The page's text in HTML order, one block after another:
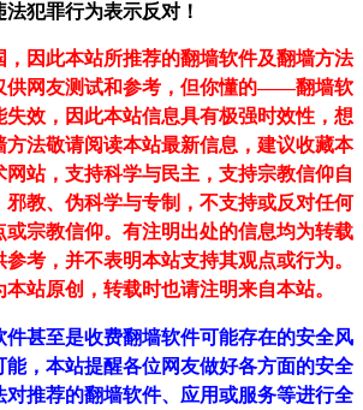
犯罪行为表示反对！
，因此本站所推荐的翻墙软件及翻墙方法
供网友测试和参考，但你懂的——翻墙软
效，因此本站信息具有极强时效性，想
方法敬请阅读本站最新信息，建议收藏本
网站，支持科学与民主，支持宗教信仰自
邪教、伪科学与专制，不支持或反对任何
或宗教信仰。有注明出处的信息均为转载
考，并不表明本站支持其观点或行为。
站原创，转载时也请注明来自本站。
件甚至是收费翻墙软件可能存在的安全风
能，本站提醒各位网友做好各方面的安全
对推荐的翻墙软件、应用或服务等进行全